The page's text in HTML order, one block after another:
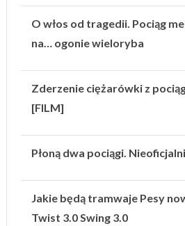
O włos od tragedii. Pociąg
na… ogonie wieloryba
Zderzenie ciężarówki z
[FILM]
Płoną dwa pociągi.
Jakie będą tramwaje Pesy
Twist 3.0 Swing 3.0